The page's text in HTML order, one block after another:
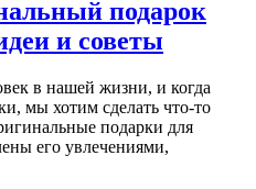
подарок
и советы
в нашей жизни, и когда
мы хотим сделать что-то
подарки для
его увлечениями,